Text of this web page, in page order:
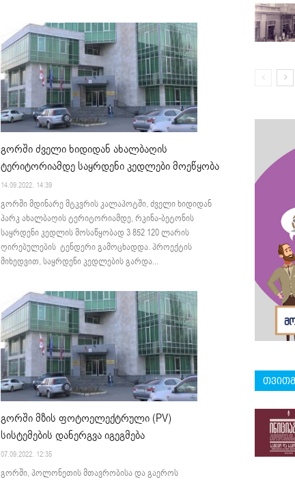
გორში ძველი ხიდიდან ახალბაღის
ტერიტორიამდე საყრდენი კედლები მოეწყობა
14.09.2022. 14:39
გორში მდინარე მტკვრის კალაპოტში, ძველი ხიდიდან
პარკ ახალბაღის ტერიტორიამდე, რკინა-ბეტონის
საყრდენი კედლის მოსაწყობად 3 852 120 ლარის
ღირებულების ტენდერი გამოცხადდა. პროექტის
მიხედვით, საყრდენი კედლების გარდა...
გორში მზის ფოტოელექტრული (PV)
სისტემების დანერგვა იგეგმება
07.09.2022. 12:35
გორში, პოლონეთის მთავრობისა და გაეროს